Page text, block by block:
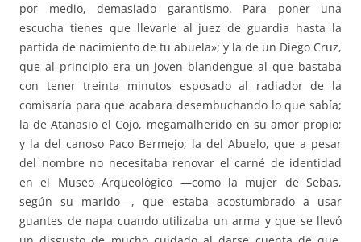
por medio, demasiado garantismo. Para poner una
escucha tienes que llevarle al juez de guardia hasta la
partida de nacimiento de tu abuela»; y la de un Diego Cruz,
que al principio era un joven blandengue al que bastaba
con tener treinta minutos esposado al radiador de la
comisaría para que acabara desembuchando lo que sabía;
la de Atanasio el Cojo, megamalherido en su amor propio;
y la del canoso Paco Bermejo; la del Abuelo, que a pesar
del nombre no necesitaba renovar el carné de identidad
en el Museo Arqueológico —como la mujer de Sebas,
según su marido—, que estaba acostumbrado a usar
guantes de napa cuando utilizaba un arma y que se llevó